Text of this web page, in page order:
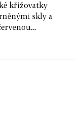
křižovatky
skly a